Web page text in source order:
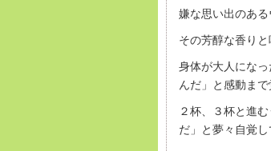
嫌な思い出のあ
その芳醇な香り
身体が大人にな
んだ」と感動まで
２杯、３杯と進
だ」と夢々自覚し